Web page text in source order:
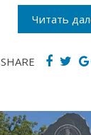
Читать
SHARE